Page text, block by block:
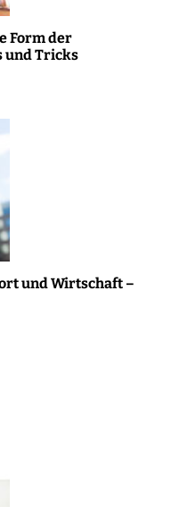
Form der
und Tricks
und Wirtschaft –